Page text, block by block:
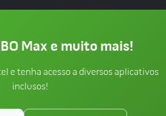
Max e muito mais!
e tenha acesso a diversos aplicativos
inclusos!